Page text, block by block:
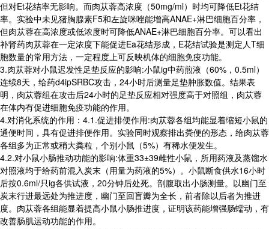
但对Et花结率无影响。而肉苁蓉高浓度（50mg/ml）时均可降低Et花结
率。实验中未见猪胸腺素F5和左旋咪唑能增高ANAE+淋巴细胞百分率，
但肉苁蓉在高浓度或低浓度时可降低ANAE+淋巴细胞百分率。可以看出
补肾药肉苁蓉在一定浓度下能促进Ea花结形成，E花结试验是测定人T细
胞数量的常用方法，一定程度上可反映机体的细胞免疫功能。
3.肉苁蓉对小鼠迟发性足垫反应的影响:小鼠ig中药煎液（60%，0.5ml）
连续8天，给药d4ipSRBC攻击，24小时后测量足垫肿胀数值。结果表
明，肉苁蓉组在攻击后24小时的足垫反应相对强度高于对照组，肉苁蓉
在体内有促进细胞免疫功能的作用。
4.对消化系统的作用：4.1.促进排便作用:肉苁蓉各组均能显着缩短小鼠的
通便时间，具有促进排便作用。实验同时观察排出粪便的形态，给肉苁蓉
各组多为正常或稍大粪粒，个别小鼠（5%）有稀水便发生。
4.2.对小鼠小肠推动功能的影响:体重33±39雌性小鼠，所用药液及蒸馏水
对照液均于给药前混入炭末（用量为药液的5%）。小鼠断食供水16小时
后按0.6ml/只ig各供试液，20分钟后处死。剖腹取出小肠测量。以幽门至
炭末行进最远处为推进度，幽门至回盲瓣为全长，前者除以后者为推进
度。肉苁蓉各组能显着提高小鼠小肠推进度，证明该药能增强肠蠕动，有
改善肠肌运动功能的作用。